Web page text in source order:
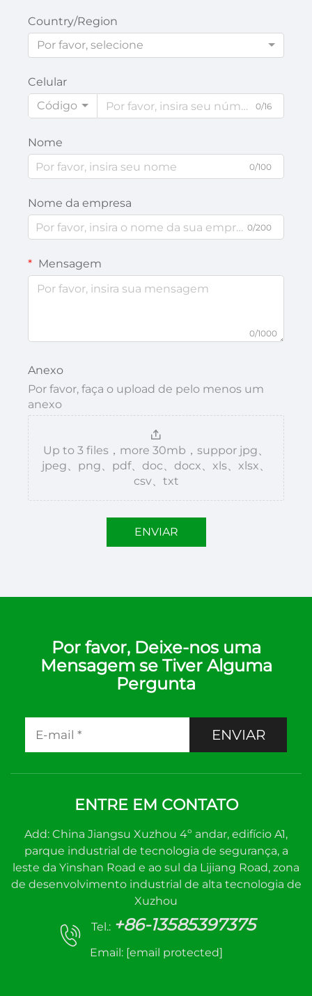
Country/Region
Por favor, selecione
Celular
Código
0/16
Nome
0/100
Nome da empresa
0/200
Mensagem
0/1000
Anexo
Por favor, faça o upload de pelo menos um
anexo
Up to 3 files，more 30mb，suppor jpg、
jpeg、png、pdf、doc、docx、xls、xlsx、
csv、txt
ENVIAR
Por favor, Deixe-nos uma
Mensagem se Tiver Alguma
Pergunta
ENVIAR
ENTRE EM CONTATO
Add: China Jiangsu Xuzhou 4º andar, edifício A1,
parque industrial de tecnologia de segurança, a
leste da Yinshan Road e ao sul da Lijiang Road, zona
de desenvolvimento industrial de alta tecnologia de
Xuzhou
Tel.: +86-13585397375
Email: [email protected]